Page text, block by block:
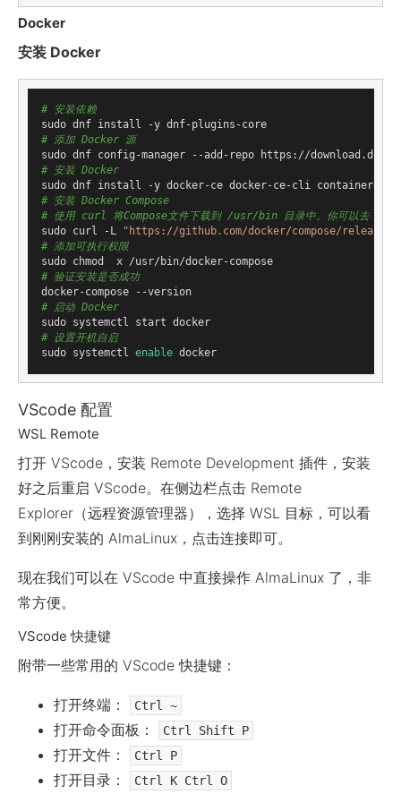
Docker
安装 Docker
# 安装依赖
sudo dnf install -y dnf-plugins-core
# 添加 Docker 源
# 安装 Docker
# 安装 Docker Compose
# 使用 curl 将Compose文件下载到 /usr/bin 目录中。你可以去
sudo curl -L
"https://github.com/docker/compose/releases/
# 添加可执行权限
sudo chmod  x /usr/bin/docker-compose
# 验证安装是否成功
docker-compose --version
# 启动 Docker
sudo systemctl start docker
# 设置开机自启
sudo systemctl enable docker
VScode 配置
WSL Remote
打开 VScode，安装 Remote Development 插件，安装
好之后重启 VScode。在侧边栏点击 Remote
Explorer（远程资源管理器），选择 WSL 目标，可以看
到刚刚安装的 AlmaLinux，点击连接即可。
现在我们可以在 VScode 中直接操作 AlmaLinux 了，非
常方便。
VScode 快捷键
附带一些常用的 VScode 快捷键：
打开终端： Ctrl ~
打开命令面板： Ctrl Shift P
打开文件： Ctrl P
打开目录： Ctrl K Ctrl O